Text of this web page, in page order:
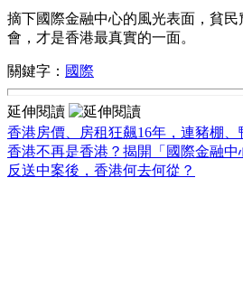
摘下國際金融中心的風光表面，貧
會，才是香港最真實的一面。
關鍵字： 國際
延伸閱讀
香港房價、房租狂飆16年，連豬棚、
香港不再是香港？揭開「國際金融中
反送中案後，香港何去何從？